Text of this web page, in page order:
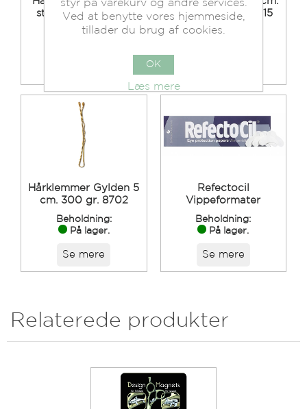
stk. Gylden 4,4 cm
Beholdning:
500 gr. 937050015
Beholdning:
Hårklemmer Gylden 5
cm. 300 gr. 8702
Beholdning:
På lager.
Se mere
Refectocil
Vippeformater
Beholdning:
På lager.
Se mere
Relaterede produkter
styr på varekurv og andre services.
Ved at benytte vores hjemmeside,
tillader du brug af cookies.
OK
Læs mere